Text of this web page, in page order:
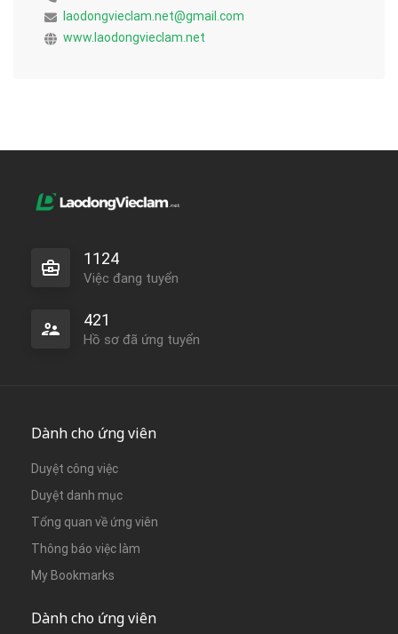
laodongvieclam.net@gmail.com
www.laodongvieclam.net
1124
Việc đang tuyển
421
Hồ sơ đã ứng tuyển
Dành cho ứng viên
Duyệt công việc
Duyệt danh mục
Tổng quan về ứng viên
Thông báo việc làm
My Bookmarks
Dành cho ứng viên